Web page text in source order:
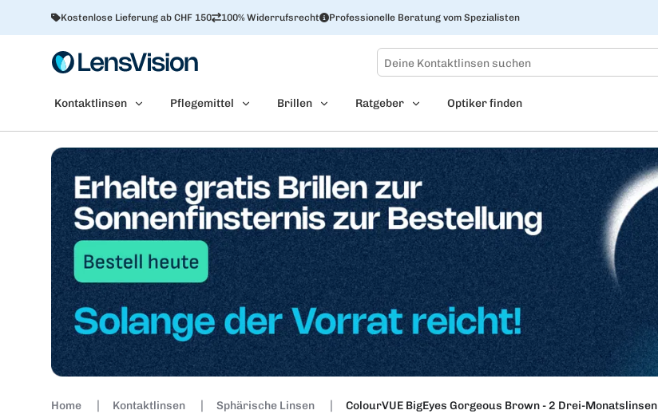
Kostenlose Lieferung ab CHF 150 100% Widerrufsrecht Professionelle Beratung vom Spezialisten
Kontaktlinsen Pflegemittel Brillen Ratgeber Optiker finden
Home Kontaktlinsen Sphärische Linsen ColourVUE BigEyes Gorgeous Brown - 2 Drei-Monatslinsen